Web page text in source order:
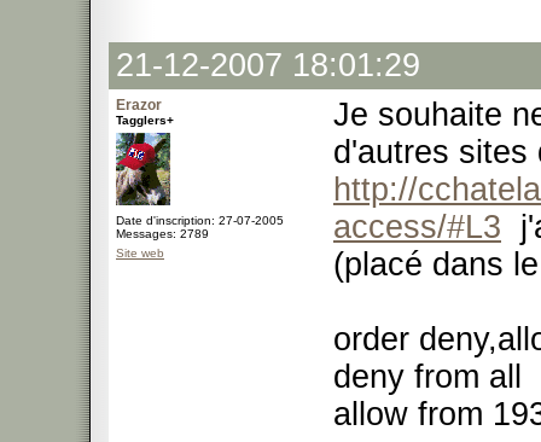
21-12-2007 18:01:29
Erazor
Tagglers+
Date d'inscription: 27-07-2005
Messages: 2789
Site web
Je souhaite
d'autres
http://
access/#L3
(placé dans
order
deny from all
allow from